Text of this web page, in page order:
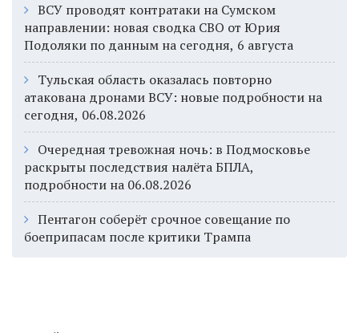
ВСУ проводят контратаки на Сумском
направлении: новая сводка СВО от Юрия
Подоляки по данным на сегодня, 6 августа
Тульская область оказалась повторно
атакована дронами ВСУ: новые подробности на
сегодня, 06.08.2026
Очередная тревожная ночь: в Подмосковье
раскрыты последствия налёта БПЛА,
подробности на 06.08.2026
Пентагон соберёт срочное совещание по
боеприпасам после критики Трампа